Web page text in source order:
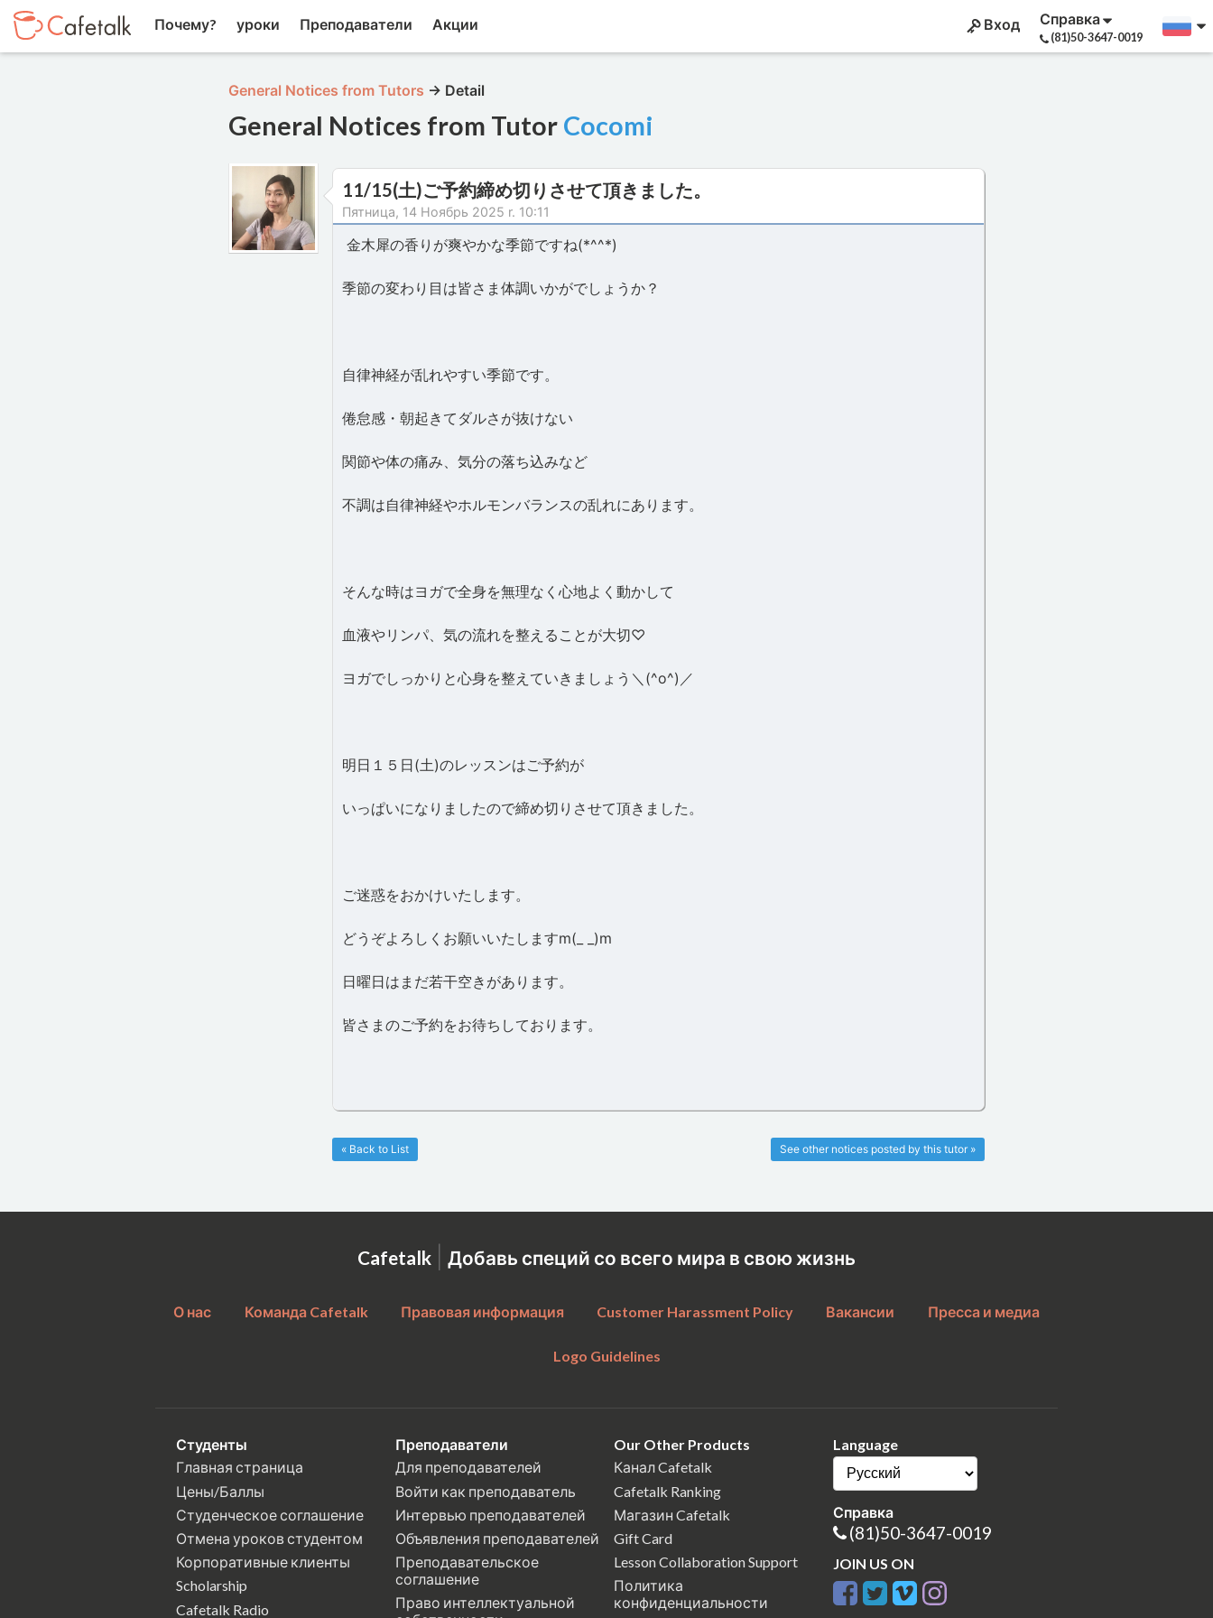
Почему? уроки Преподаватели Акции Вход Справка
(81)50-3647-0019
General Notices from Tutors → Detail
General Notices from Tutor Cocomi
11/15(土)ご予約締め切りさせて頂きました。
Пятница, 14 Ноябрь 2025 r. 10:11
金木犀の香りが爽やかな季節ですね(*^^*)
季節の変わり目は皆さま体調いかがでしょうか？
自律神経が乱れやすい季節です。
倦怠感・朝起きてダルさが抜けない
関節や体の痛み、気分の落ち込みなど
不調は自律神経やホルモンバランスの乱れにあります。
そんな時はヨガで全身を無理なく心地よく動かして
血液やリンパ、気の流れを整えることが大切♡
ヨガでしっかりと心身を整えていきましょう＼(^o^)／
明日１５日(土)のレッスンはご予約が
いっぱいになりましたので締め切りさせて頂きました。
ご迷惑をおかけいたします。
どうぞよろしくお願いいたしますm(_ _)m
日曜日はまだ若干空きがあります。
皆さまのご予約をお待ちしております。
See other notices posted by this tutor »
« Back to List
Cafetalk | Добавь специй со всего мира в свою жизнь
О нас Команда Cafetalk Правовая информация Customer Harassment Policy Вакансии Пресса и медиа
Logo Guidelines
Студенты
Главная страница
Цены/Баллы
Студенческое соглашение
Отмена уроков студентом
Корпоративные клиенты
Scholarship
Cafetalk Radio
Преподаватели
Для преподавателей
Войти как преподаватель
Интервью преподавателей
Объявления преподавателей
Преподавательское
соглашение
Право интеллектуальной
Our Other Products
Канал Cafetalk
Cafetalk Ranking
Магазин Cafetalk
Gift Card
Lesson Collaboration Support
Политика
конфиденциальности
Language
Справка
(81)50-3647-0019
JOIN US ON